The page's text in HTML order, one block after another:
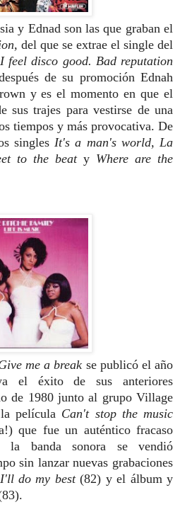
y Ednad son las que graban el
del que se extrae el single del
I feel disco good. Bad reputation
de su promoción Ednah
y es el momento en que el
sus trajes para vestirse de una
tiempos y más provocativa. De
singlesIt's a man's world, La
to the beat y Where are the
me a break se publicó el año
el éxito de sus anteriores
de 1980 junto al grupo Village
película Can't stop the music
que fue un auténtico fracaso
la banda sonora se vendió
sin lanzar nuevas grabaciones
I'll do my best(82) y el álbum y